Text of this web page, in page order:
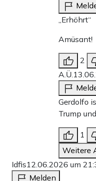
„Erhöhrt“
Amüsant!
2
A.Ü.
Gerdolfo
Trump
1
Weitere
Idfis12.06.2026 um
Melden